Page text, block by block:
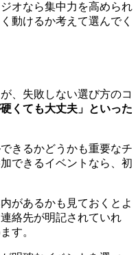
オなら集中力を高められ
動けるか考えて選んでく
、失敗しない選び方のコ
くても大丈夫」といった
きるかどうかも重要なチ
できるイベントなら、初
があるかも見ておくとよ
絡先が明記されていれ
す。